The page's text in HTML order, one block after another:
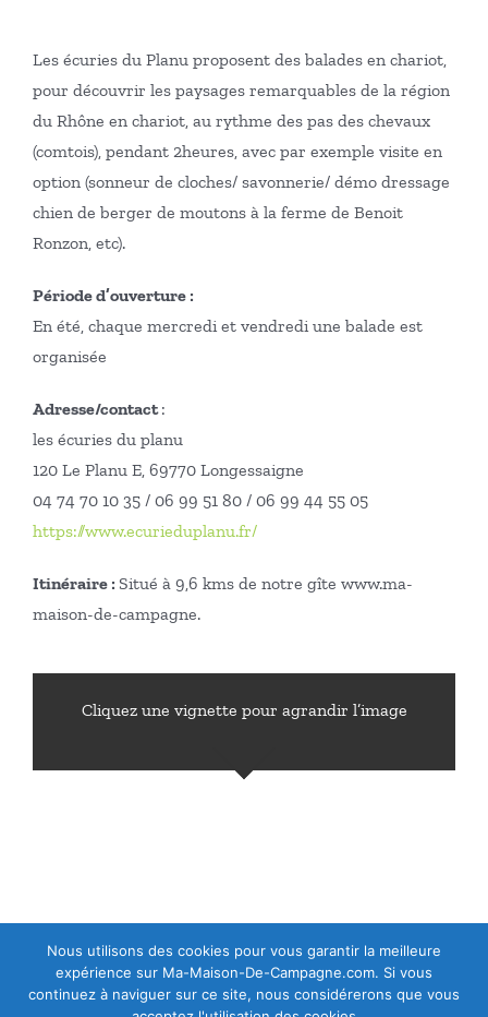
Les écuries du Planu proposent des balades en chariot,
pour découvrir les paysages remarquables de la région
du Rhône en chariot, au rythme des pas des chevaux
(comtois), pendant 2heures, avec par exemple visite en
option (sonneur de cloches/ savonnerie/ démo dressage
chien de berger de moutons à la ferme de Benoit
Ronzon, etc).
Période d’ouverture :
En été, chaque mercredi et vendredi une balade est
organisée
Adresse/contact:
les écuries du planu
120 Le Planu E, 69770 Longessaigne
04 74 70 10 35 / 06 99 51 80 / 06 99 44 55 05
https://www.ecurieduplanu.fr/
Itinéraire : Situé à 9,6 kms de notre gîte www.ma-
maison-de-campagne.
Cliquez une vignette pour agrandir l’image
Nous utilisons des cookies pour vous garantir la meilleure
expérience sur Ma-Maison-De-Campagne.com. Si vous
continuez à naviguer sur ce site, nous considérerons que vous